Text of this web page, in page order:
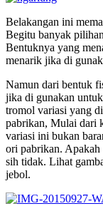
Belakangan ini
Begitu banyak
Bentuknya yang
menarik jika di
Namun dari bentuk
jika di gunakan
tromol variasi yang
pabrikan, Mulai dari
variasi ini bukan
ori pabrikan. Apakah
sih tidak. Lihat
jebol.